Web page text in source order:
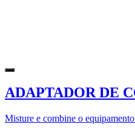
ADAPTADOR DE
Misture e combine o